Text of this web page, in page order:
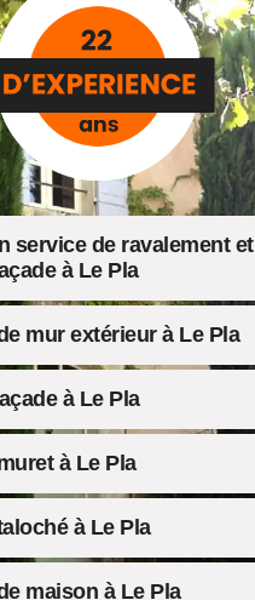
service de ravalement et
à Le Pla
mur extérieur à Le Pla
à Le Pla
à Le Pla
à Le Pla
maison à Le Pla